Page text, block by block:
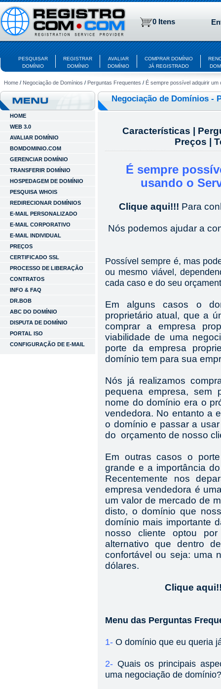
0 Itens
PESQUISAR
DOMÍNIO
REGISTRAR
DOMÍNIO
AVALIAR
DOMÍNIO
COMPRAR DOMÍNIO
JÁ REGISTRADO
Home / Negociação de Domínios / Perguntas Frequentes / É sempre possível adquirir
HOME
WEB 3.0
AVALIAR DOMÍNIO
BOMDOMINIO.COM
GERENCIAR DOMÍNIO
TRANSFERIR DOMÍNIO
HOSPEDAGEM DE DOMÍNIO
PESQUISA WHOIS
REDIRECIONAR DOMÍNIOS
E-MAIL PERSONALIZADO
E-MAIL CORPORATIVO
E-MAIL INDIVIDUAL
PREÇOS
CERTIFICADO SSL
PROCESSO DE LIBERAÇÃO
CONTRATOS
INFO & FAQ
DR.BOB
ABC DO DOMÍNIO
DISPUTA DE DOMÍNIO
PORTAL ISO
CONFIGURAÇÃO DE E-MAIL
Negociação de Domínios -
Características
Preços
É sempre
usando o
Clique aqui!!! Para
Nós podemos ajudar a
Possível sempre é, mas
ou mesmo viável,
cada caso e do seu
Em alguns casos o
proprietário atual, que a
comprar a empresa
viabilidade de uma
porte da empresa
domínio tem para sua
Nós já realizamos
pequena empresa, sem
nome do domínio era o
vendedora. No entanto a
o domínio e passar a
do orçamento de nosso
Em outras casos o
grande e a importância
Recentemente nos
empresa vendedora é
um valor de mercado de
disto, o domínio que
domínio mais importante
nosso cliente optou
alternativo que dentro
confortável ou seja: uma
dólares.
Clique
Menu das Perguntas
1- O domínio que eu queria
2- Quais os principais
uma negociação de domínio?